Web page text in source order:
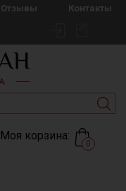
Отзывы Контакты
Моя корзина:
0